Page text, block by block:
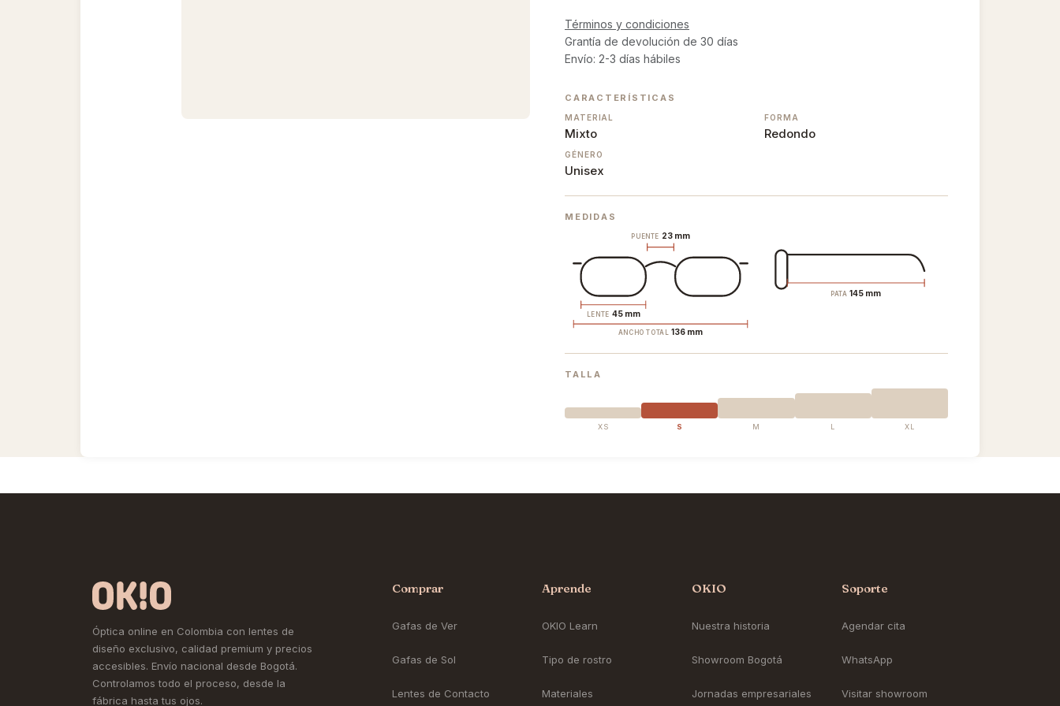
Términos y condiciones
Grantía de devolución de 30 días
Envío: 2-3 días hábiles
CARACTERÍSTICAS
MATERIAL
Mixto
FORMA
Redondo
GÉNERO
Unisex
MEDIDAS
PUENTE 23 mm
LENTE 45 mm
ANCHO TOTAL 136 mm
PATA 145 mm
TALLA
XS S M L XL
Óptica online en Colombia con lentes de
diseño exclusivo, calidad premium y precios
accesibles. Envío nacional desde Bogotá.
Controlamos todo el proceso, desde la
fábrica hasta tus ojos.
Comprar
Gafas de Ver
Gafas de Sol
Lentes de Contacto
Aprende
OKIO Learn
Tipo de rostro
Materiales
OKIO
Nuestra historia
Showroom Bogotá
Jornadas empresariales
Soporte
Agendar cita
WhatsApp
Visitar showroom